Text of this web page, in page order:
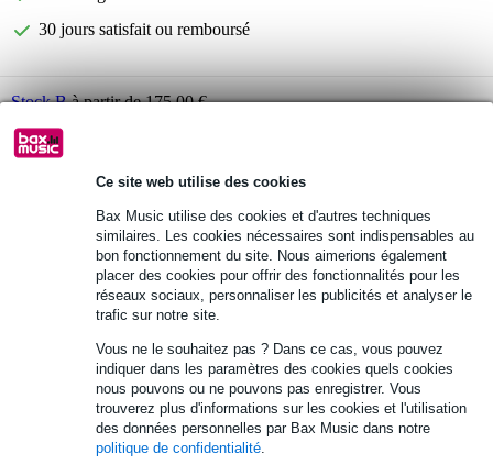
Ce site web utilise des cookies
Bax Music utilise des cookies et d'autres techniques
similaires. Les cookies nécessaires sont indispensables au
bon fonctionnement du site. Nous aimerions également
placer des cookies pour offrir des fonctionnalités pour les
réseaux sociaux, personnaliser les publicités et analyser le
trafic sur notre site.
Vous ne le souhaitez pas ? Dans ce cas, vous pouvez
indiquer dans les paramètres des cookies quels cookies
nous pouvons ou ne pouvons pas enregistrer. Vous
trouverez plus d'informations sur les cookies et l'utilisation
des données personnelles par Bax Music dans notre
politique de confidentialité.
30 jours satisfait ou remboursé
Stock Bà partir de 175,00 €
Informations
simulateur de puissance, d'atténuation et de haut-parleur
capacité de charge : 60 W continu, 100 W en crête
entrée de l'ampli de sortie de haut-parleur (8 ohms)
Afficher toutes les caractéristiques du produit
Autres variantes (3)